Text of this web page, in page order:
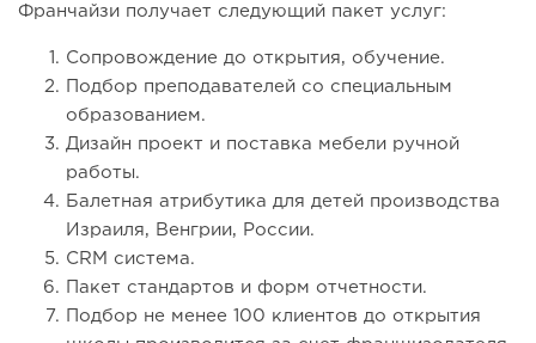
Франчайзи получает следующий пакет услуг:
Сопровождение до открытия, обучение.
Подбор преподавателей со специальным
образованием.
Дизайн проект и поставка мебели ручной
работы.
Балетная атрибутика для детей производства
Израиля, Венгрии, России.
CRM система.
Пакет стандартов и форм отчетности.
Подбор не менее 100 клиентов до открытия